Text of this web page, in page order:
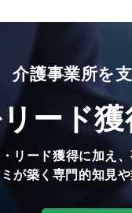
介護事業所を
リード獲
リード獲得に加え
が築く専門的知見